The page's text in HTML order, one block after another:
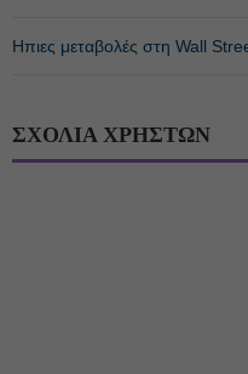
Ηπιες μεταβολές στη Wall
ΣΧΟΛΙΑ ΧΡΗΣΤΩΝ